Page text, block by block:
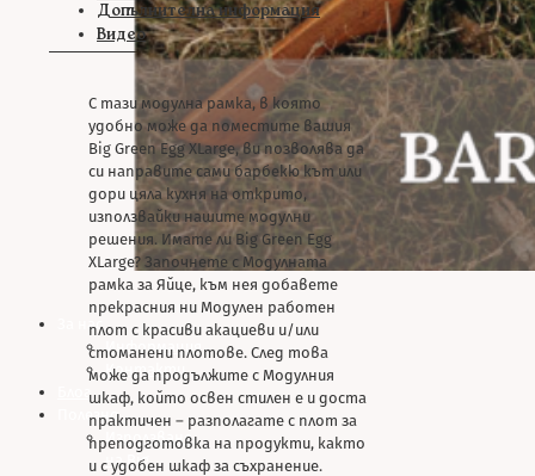
За нас
Информация
Контакти
Блог
Полезно
Използване
на Big
Допълнителна информация
Видео
С тази модулна рамка, в която
удобно може да поместите вашия
Big Green Egg XLarge, ви позволява да
си направите сами барбекю кът или
дори цяла кухня на открито,
използвайки нашите модулни
решения. Имате ли Big Green Egg
XLarge? Започнете с Модулната
рамка за Яйце, към нея добавете
прекрасния ни Модулен работен
плот с красиви акациеви и/или
стоманени плотове. След това
може да продължите с Модулния
шкаф, който освен стилен е и доста
практичен – разполагате с плот за
преподготовка на продукти, както
и с удобен шкаф за съхранение.